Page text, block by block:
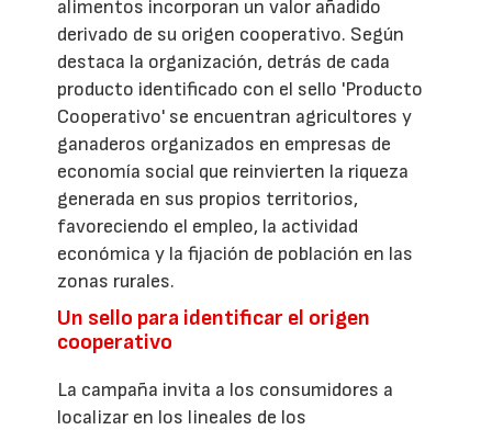
alimentos incorporan un valor añadido
derivado de su origen cooperativo. Según
destaca la organización, detrás de cada
producto identificado con el sello 'Producto
Cooperativo' se encuentran agricultores y
ganaderos organizados en empresas de
economía social que reinvierten la riqueza
generada en sus propios territorios,
favoreciendo el empleo, la actividad
económica y la fijación de población en las
zonas rurales.
Un sello para identificar el origen
cooperativo
La campaña invita a los consumidores a
localizar en los lineales de los